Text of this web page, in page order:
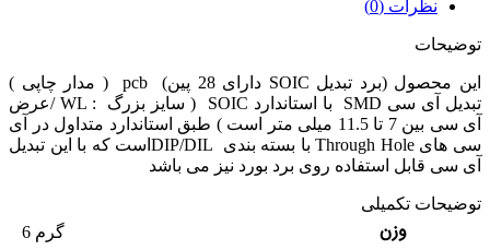
نظرات (0)
توضیحات
این محصول (برد تبدیل SOIC دارای 28 پین) pcb ( مدار چاپی )
تبدیل آی سی SMD با استاندارد SOIC ( سایز بزرگ / WL :عرض
آی سی بین 7 تا
11.5 میلی متر است ) طبق استاندارد متداول در آی
سی های Through Hole با بسته بندی DIP/DILاست که با این تبدیل
آی سی قابل استفاده روی برد بورد نیز می باشد
توضیحات تکمیلی
وزن 6 گرم